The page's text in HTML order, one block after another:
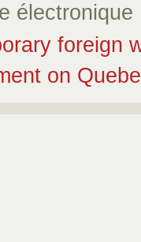
électronique
foreign
on